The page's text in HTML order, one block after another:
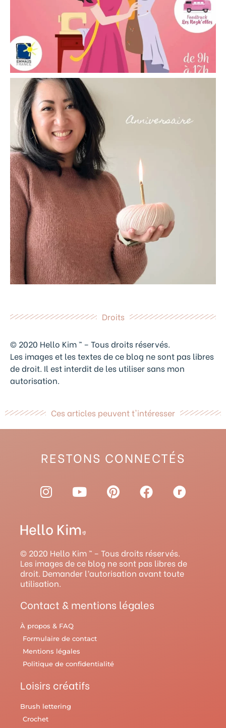
Droits
© 2020 Hello Kim ™ – Tous droits réservés.
Les images et les textes de ce blog ne sont pas libres
de droit. Il est interdit de les utiliser sans mon
autorisation.
Ces articles peuvent t'intéresser
RESTONS CONNECTÉS
I
n
t
a
g
r
a
m
Y
o
t
u
b
e
P
i
r
e
s
F
a
o
o
k
R
a
y
© 2020 Hello Kim ™ – Tous droits réservés.
Les images de ce blog ne sont pas libres de
droit. Demander l’autorisation avant toute
utilisation.
Contact & mentions légales
À propos & FAQ
Formulaire de contact
Mentions légales
Politique de confidentialité
Loisirs créatifs
Brush lettering
Crochet